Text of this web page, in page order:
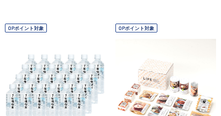
OPポイント対象 OPポイント対象